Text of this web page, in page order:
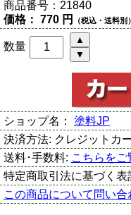
商品番号： 21840
価格： 770 円 （税込・送料別）
数量
ショップ名： 塗料JP
決済方法: クレジットカ
送料･手数料: こちらをご
特定商取引法に基づく表
この商品について問い合